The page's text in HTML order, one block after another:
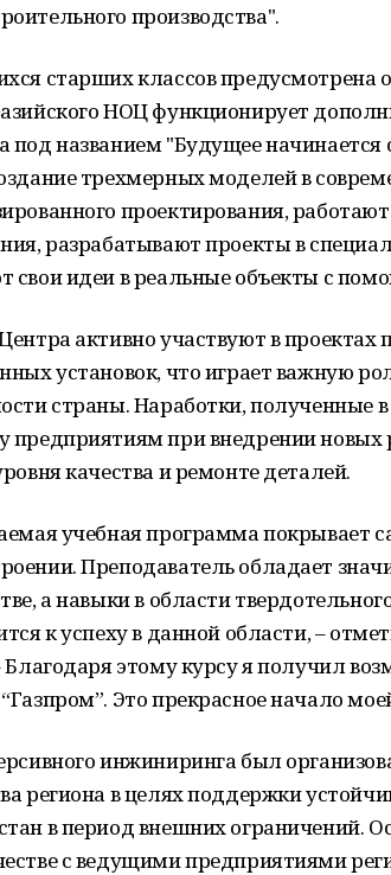
производства".
старших классов предусмотрена
НОЦ функционирует
под названием "Будущее начинается
трехмерных моделей в
проектирования,
разрабатывают проекты в
свои идеи в реальные объекты с
активно участвуют в
установок, что играет важную
страны. Наработки, полученные
предприятиям при внедрении новых
качества и ремонте деталей.
учебная программа покрывает
Преподаватель обладает
а навыки в области
к успеху в данной области, –
этому курсу я получил
Это прекрасное начало
инжиниринга был
региона в целях поддержки
в период внешних ограничений.
с ведущими предприятиями